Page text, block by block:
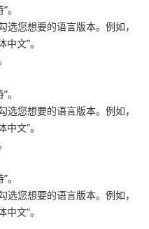
选您想要的语言版本。例如，
文”。
选您想要的语言版本。例如，
文”。
选您想要的语言版本。例如，
文”。